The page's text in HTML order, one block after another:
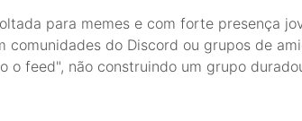
para memes e com forte presença
comunidades do Discord ou grupos de
o feed", não construindo um grupo